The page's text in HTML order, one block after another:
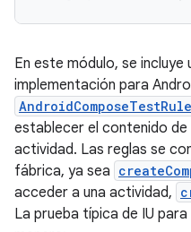
En este módulo, se incluye
implementación para
AndroidComposeTestRule
establecer el contenido
actividad. Las reglas se
fábrica, ya sea
acceder a una actividad,
La prueba típica de IU